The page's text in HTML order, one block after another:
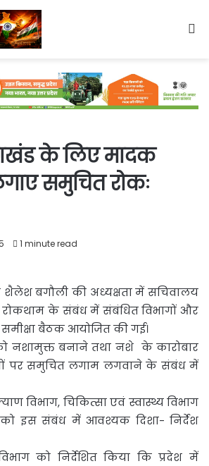
के लिए मादक
समुचित रोकः
1 minute read
बगौली की अध्यक्षता में सचिवालय
रोकथाम के संबंध में संबंधित विभागों और
बैठक आयोजित की गई।
नशामुक्त बनाने तथा नशे के कारोबार
पर समुचित लगाम लगवाने के संबंध में
विभाग, चिकित्सा एवं स्वास्थ्य विभाग
इस संबंध में आवश्यक दिशा- निर्देश
को निर्देशित किया कि प्रदेश में